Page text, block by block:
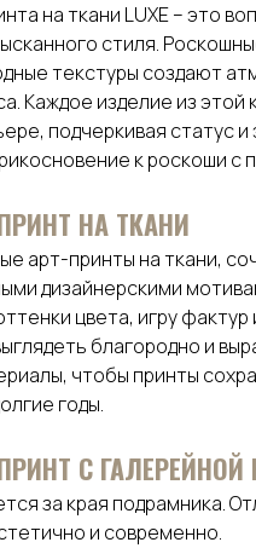
на ткани LUXE – это
стиля.
текстуры создают
Каждое изделие из
подчеркивая статус
к роскоши с
ПРИНТ НА ТКАНИ
арт-принты на ткани,
дизайнерскими
цвета, игру фактур
благородно и
чтобы принты
годы.
ПРИНТ С
за края подрамника.
и современно.